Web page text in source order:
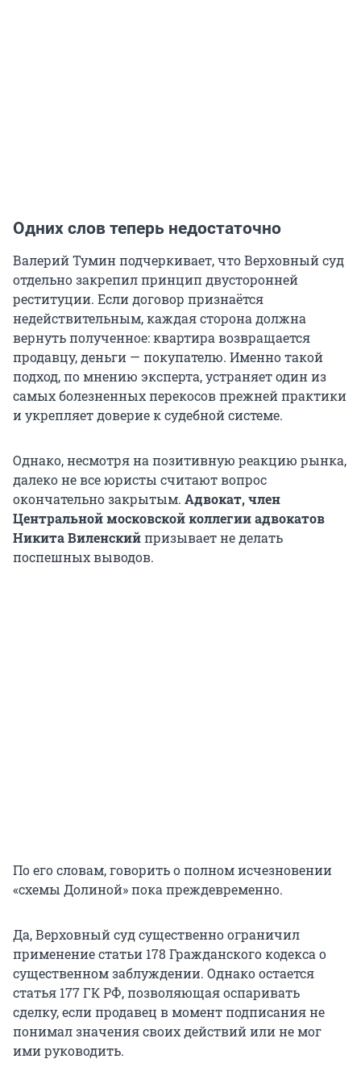
Одних слов теперь недостаточно
Валерий Тумин подчеркивает, что Верховный суд
отдельно закрепил принцип двусторонней
реституции. Если договор признаётся
недействительным, каждая сторона должна
вернуть полученное: квартира возвращается
продавцу, деньги — покупателю. Именно такой
подход, по мнению эксперта, устраняет один из
самых болезненных перекосов прежней практики
и укрепляет доверие к судебной системе.
Однако, несмотря на позитивную реакцию рынка,
далеко не все юристы считают вопрос
окончательно закрытым. Адвокат, член
Центральной московской коллегии адвокатов
Никита Виленскийпризывает не делать
поспешных выводов.
По его словам, говорить о полном исчезновении
«схемы Долиной» пока преждевременно.
Да, Верховный суд существенно ограничил
применение статьи 178 Гражданского кодекса о
существенном заблуждении. Однако остается
статья 177 ГК РФ, позволяющая оспаривать
сделку, если продавец в момент подписания не
понимал значения своих действий или не мог
ими руководить.